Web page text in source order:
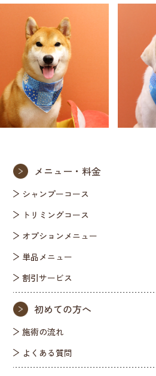
メニュー・料金
シャンプーコース
トリミングコース
オプションメニュー
単品メニュー
割引サービス
初めての方へ
施術の流れ
よくある質問